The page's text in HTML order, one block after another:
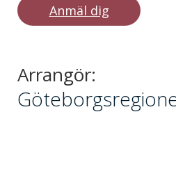
Anmäl dig
Arrangör: